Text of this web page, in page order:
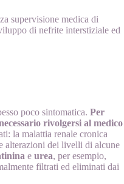
supervisione medica di
di nefrite interstiziale ed
poco sintomatica. Per
rivolgersi al medico
la malattia renale cronica
alterazioni dei livelli di alcune
e urea, per esempio,
filtrati ed eliminati dai